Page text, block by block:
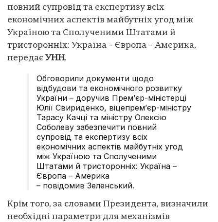
повний супровід та експертизу всіх
економічних аспектів майбутніх угод між
Україною та Сполученими Штатами й
тристоронніх: Україна – Європа – Америка,
передає УНН.
Обговорили документи щодо
відбудови та економічного розвитку
України – доручив Прем’єр-міністерці
Юлії Свириденко, віцепремʼєр-міністру
Тарасу Качці та міністру Олексію
Соболеву забезпечити повний
супровід та експертизу всіх
економічних аспектів майбутніх угод
між Україною та Сполученими
Штатами й тристоронніх: Україна –
Європа – Америка
– повідомив Зеленський.
Крім того, за словами Президента, визначили
необхідні параметри для механізмів